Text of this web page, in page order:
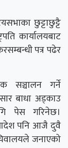
छुट्टाछुट्टै
कार्यालयबाट
पत्र पढेर
सञ्चालन गर्ने
बाधा अड्काउ
पेस गरिनेछ।
पनि आजै दुवै
जनाएको